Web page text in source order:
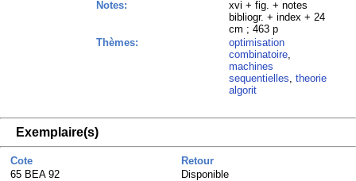
Notes:
xvi + fig. + notes
bibliogr. + index + 24
cm ; 463 p
Thèmes:
optimisation
combinatoire,
machines
sequentielles,theorie
algorit
Exemplaire(s)
Cote
Retour
65 BEA 92
Disponible